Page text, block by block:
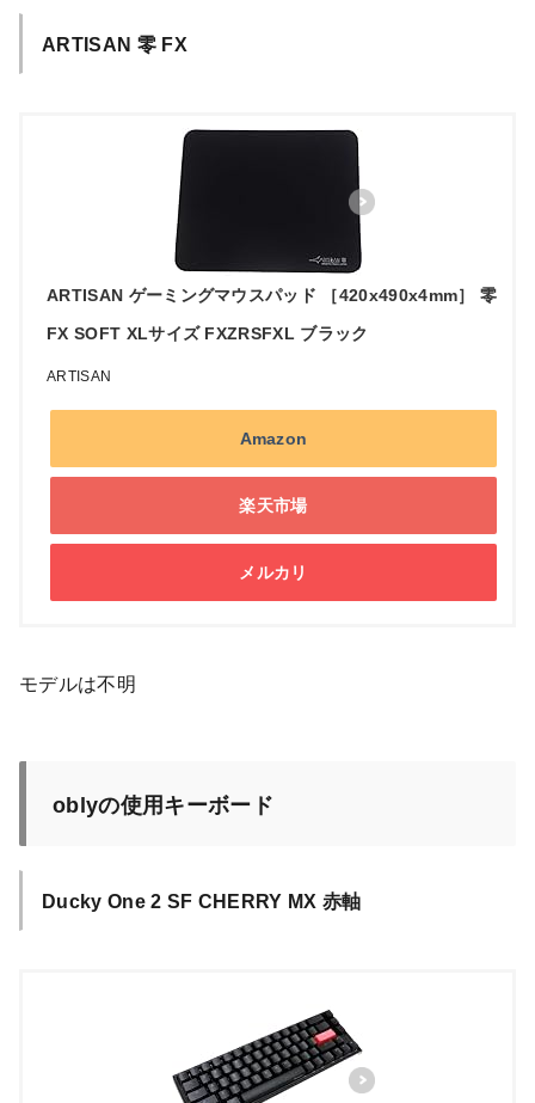
ARTISAN 零 FX
ARTISAN ゲーミングマウスパッド ［420x490x4mm］ 零
FX SOFT XLサイズ FXZRSFXL ブラック
ARTISAN
Amazon
楽天市場
メルカリ
モデルは不明
oblyの使用キーボード
Ducky One 2 SF CHERRY MX 赤軸